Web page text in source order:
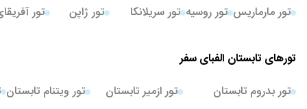
تور مارماریس تور روسیه تور سریلانکا
تور ژاپن
تور
تورهای تابستان الفبای سفر
تور بدروم تابستان
تور ازمیر تابستان
تور ویتنام تابستان